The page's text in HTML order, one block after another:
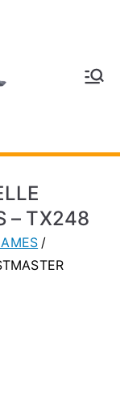
V
A
Inform
Telefo
a
– TX248